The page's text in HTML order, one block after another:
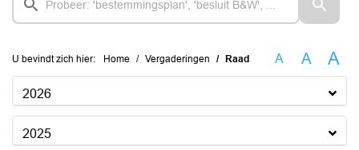
U bevindt zich hier: Home Vergaderingen Raad A A A
2026
2025